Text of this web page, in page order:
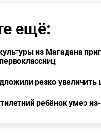
ещё:
из Магадана
резко
ребёнок умер